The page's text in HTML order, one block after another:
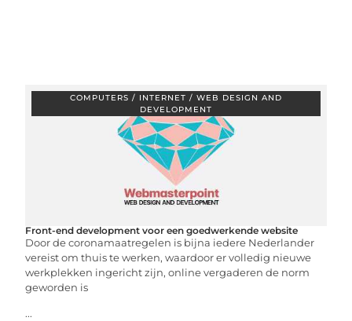
COMPUTERS / INTERNET / WEB DESIGN AND
DEVELOPMENT
Front-end development voor een goedwerkende website
Door de coronamaatregelen is bijna iedere Nederlander
vereist om thuis te werken, waardoor er volledig nieuwe
werkplekken ingericht zijn, online vergaderen de norm
geworden is
...